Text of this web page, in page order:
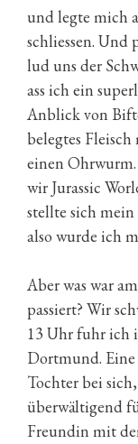
und legte mich
schliessen.
lud uns der
ass ich ein
Anblick von
belegtes Fleisch
einen
wir Jurassic
stellte sich
also wurde ich
Aber was war
passiert? Wir
13 Uhr fuhr ich
Dortmund.
Tochter bei
überwältigend
Freundin mit